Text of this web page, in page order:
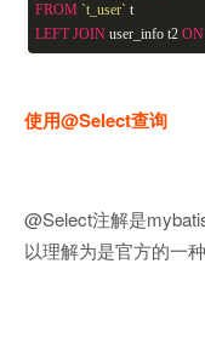
FROM `t_user` t
LEFT JOINuser_info t2 ON
使用@Select查询
@Select注解是
以理解为是官方的一